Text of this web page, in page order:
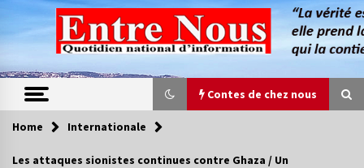
content
Contes de chez nous
Contes de chez nous
Home Internationale
Les attaques sionistes continues contre Ghaza / Un